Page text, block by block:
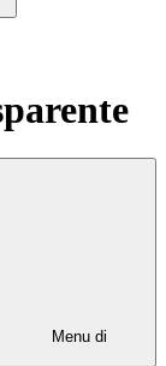
Menu di